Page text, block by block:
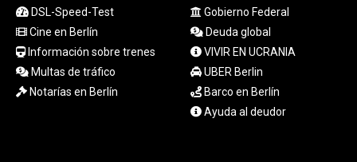
TRY 55.121159
TTD 7.831251
TWD 37.273184
TZS 3059.20505
UAH 51.74765
UGX
DSL-Speed-Test
Cine en Berlín
Información sobre trenes
Multas de tráfico
Notarías en Berlín
Gobierno Federal
Deuda global
VIVIR EN UCRANIA
UBER Berlin
Barco en Berlín
Ayuda al deudor